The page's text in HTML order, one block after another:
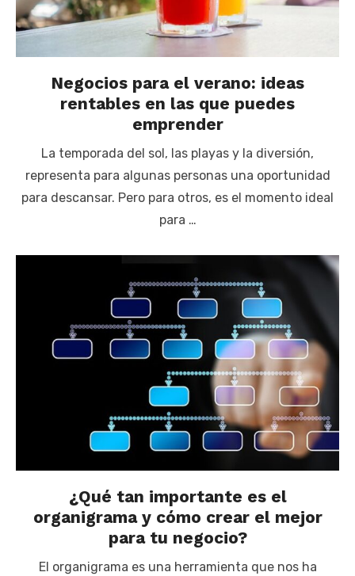
Negocios para el verano: ideas
rentables en las que puedes
emprender
La temporada del sol, las playas y la diversión,
representa para algunas personas una oportunidad
para descansar. Pero para otros, es el momento ideal
para …
¿Qué tan importante es el
organigrama y cómo crear el mejor
para tu negocio?
El organigrama es una herramienta que nos ha